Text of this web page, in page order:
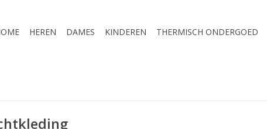
HEREN DAMES KINDEREN THERMISCH ONDERGOED